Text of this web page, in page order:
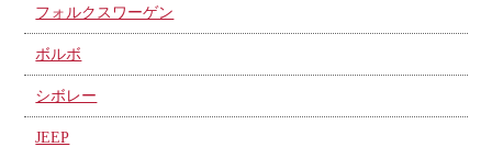
フォルクスワーゲン
ボルボ
シボレー
JEEP